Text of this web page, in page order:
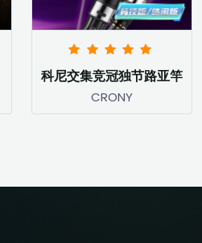
科尼交集竞冠独节路亚竿
CRONY